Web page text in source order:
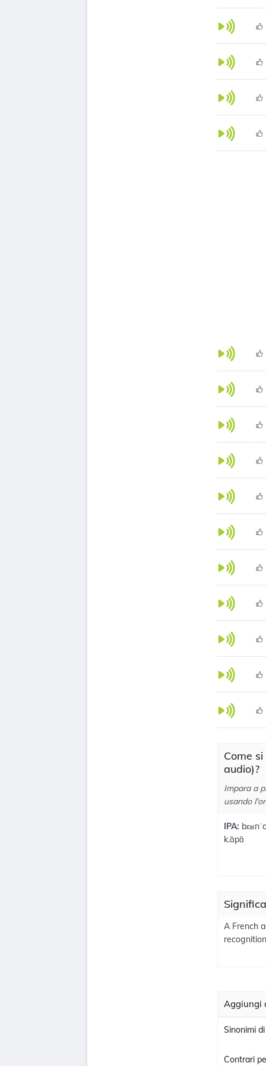
Come
audio)?
Impara a
usando
IPA:
k.ɑ̃pɑ̃
A French
Aggiungi
Sinonimi
Contrari